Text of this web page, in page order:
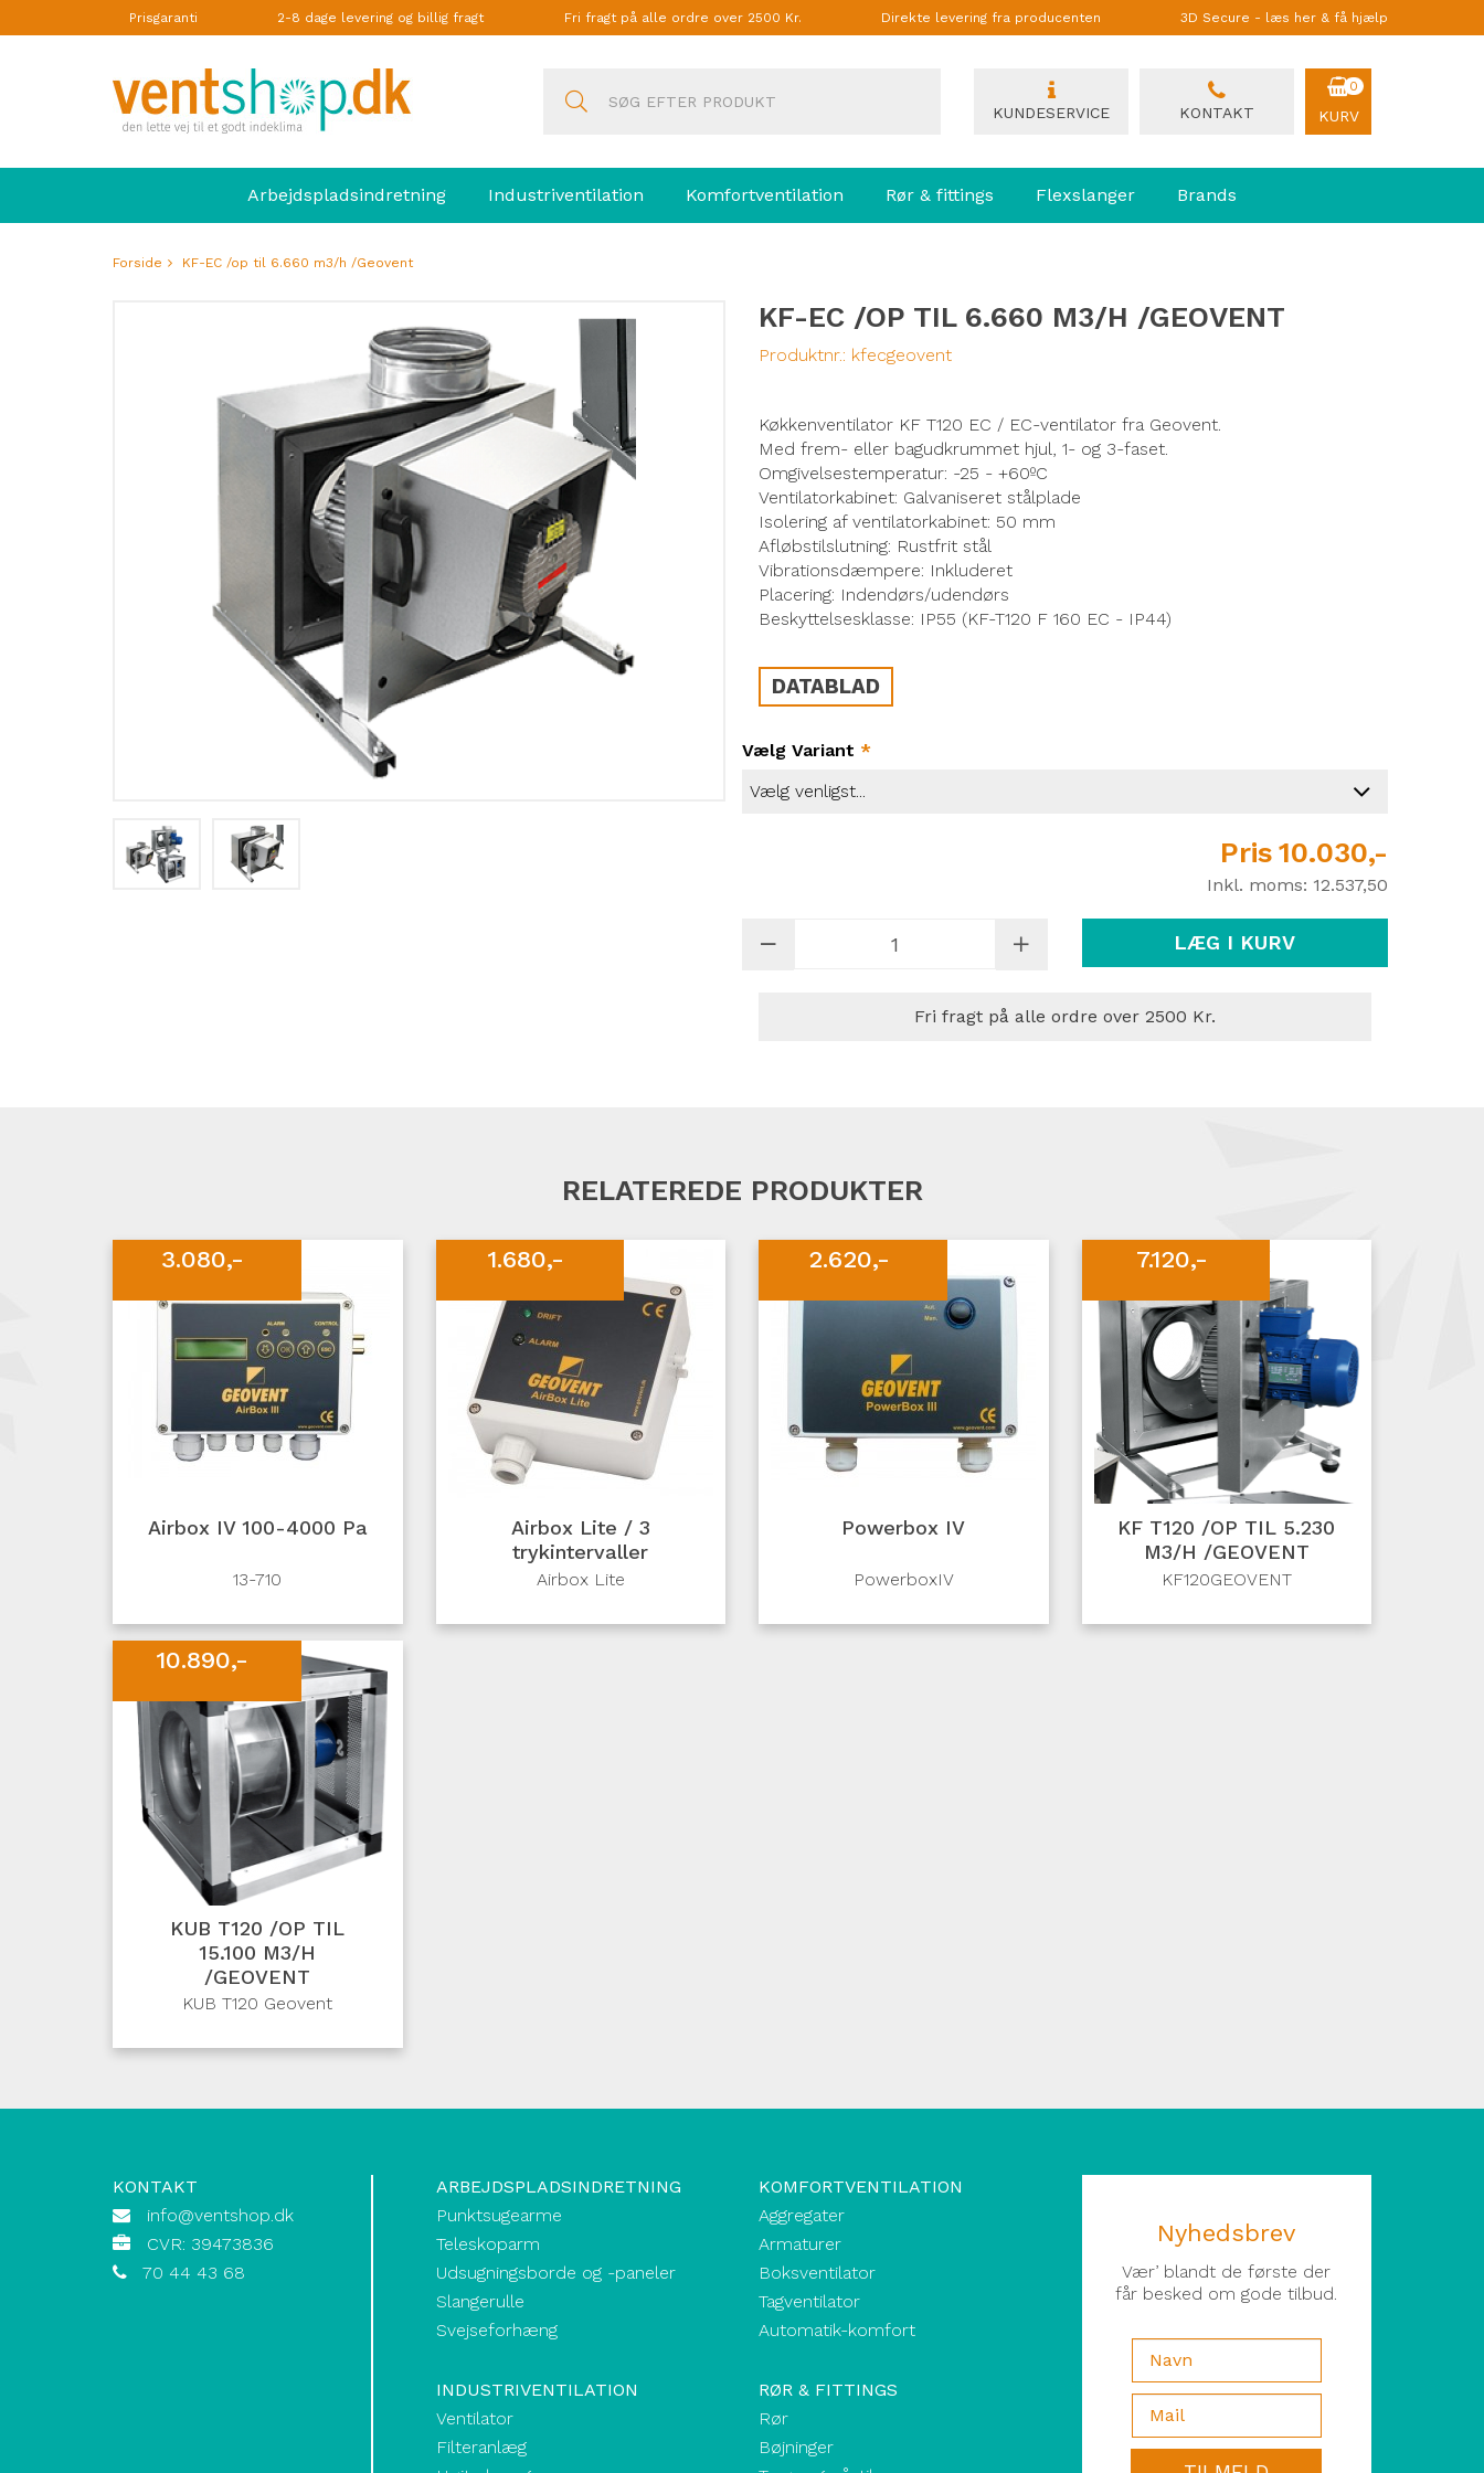
Prisgaranti 2-8 dage levering og billig fragt Fri fragt på alle ordre over 2500 Kr. Direkte levering fra producenten 3D Secure - læs her & få hjælp
KUNDESERVICE KONTAKT
0
KURV
Arbejdspladsindretning Industriventilation Komfortventilation Rør & fittings Flexslanger Brands
Forside KF-EC /op til 6.660 m3/h /Geovent
KF-EC /OP TIL 6.660 M3/H /GEOVENT
Produktnr.: kfecgeovent
Køkkenventilator KF T120 EC / EC-ventilator fra Geovent.
Med frem- eller bagudkrummet hjul, 1- og 3-faset.
Omgivelsestemperatur: -25 - +60ºC
Ventilatorkabinet: Galvaniseret stålplade
Isolering af ventilatorkabinet: 50 mm
Afløbstilslutning: Rustfrit stål
Vibrationsdæmpere: Inkluderet
Placering: Indendørs/udendørs
Beskyttelsesklasse: IP55 (KF-T120 F 160 EC - IP44)
DATABLAD
Vælg Variant *
Pris 10.030,-
Inkl. moms: 12.537,50
LÆG I KURV
Fri fragt på alle ordre over 2500 Kr.
RELATEREDE PRODUKTER
3.080,-
Airbox IV 100-4000 Pa
13-710
1.680,-
Airbox Lite / 3
trykintervaller
Airbox Lite
2.620,-
Powerbox IV
PowerboxIV
7.120,-
KF T120 /OP TIL 5.230
M3/H /GEOVENT
KF120GEOVENT
10.890,-
KUB T120 /OP TIL
15.100 M3/H
/GEOVENT
KUB T120 Geovent
KONTAKT
info@ventshop.dk
CVR: 39473836
70 44 43 68
ARBEJDSPLADSINDRETNING
Punktsugearme
Teleskoparm
Udsugningsborde og -paneler
Slangerulle
Svejseforhæng
INDUSTRIVENTILATION
Ventilator
Filteranlæg
KOMFORTVENTILATION
Aggregater
Armaturer
Boksventilator
Tagventilator
Automatik-komfort
RØR & FITTINGS
Rør
Bøjninger
Nyhedsbrev
Vær’ blandt de første der
får besked om gode tilbud.